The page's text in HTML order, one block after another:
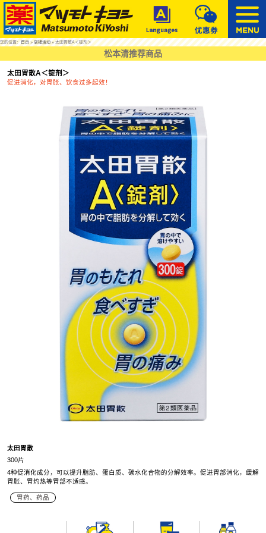
您的位置：首页»店铺活动» 太田胃散A＜锭剂＞
松本清推荐商品
太田胃散A＜锭剂＞
促进消化，对胃胀、饮食过多起效！
太田胃散
300片
4种促消化成分，可以提升脂肪、蛋白质、碳水化合物的分解效率。促进胃部消化，缓解
胃胀、胃灼热等胃部不适感。
胃药、药品